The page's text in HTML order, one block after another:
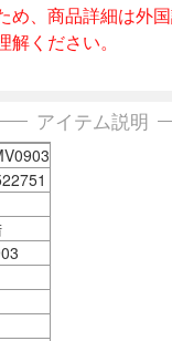
め、商品詳細は外
解ください。
アイテム説明